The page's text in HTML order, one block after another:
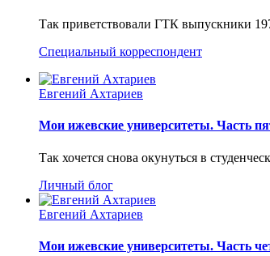
Так приветствовали ГТК выпускники
Специальный корреспондент
Евгений Ахтариев
Мои ижевские университеты. Часть
Так хочется снова окунуться в
Личный блог
Евгений Ахтариев
Мои ижевские университеты. Часть